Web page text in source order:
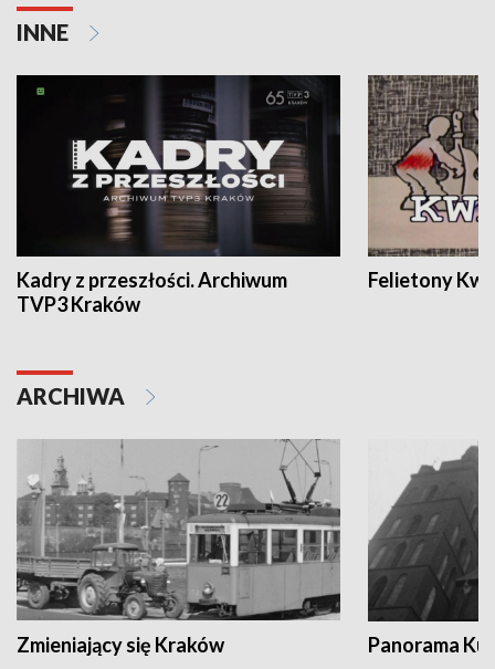
INNE
Kadry z przeszłości. Archiwum
TVP3 Kraków
Felietony
ARCHIWA
Zmieniający się Kraków Panorama